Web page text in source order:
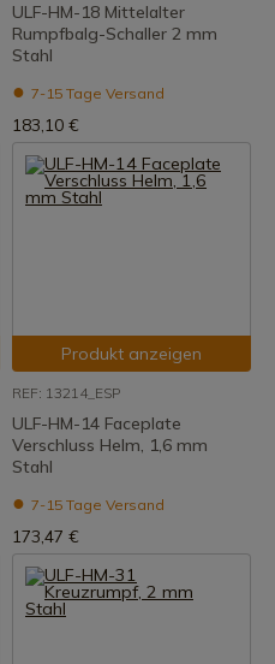
ULF-HM-18 Mittelalter
Rumpfbalg-Schaller 2 mm
Stahl
7-15 Tage Versand
183,10 €
Produkt anzeigen
REF: 13214_ESP
ULF-HM-14 Faceplate
Verschluss Helm, 1,6 mm
Stahl
7-15 Tage Versand
173,47 €